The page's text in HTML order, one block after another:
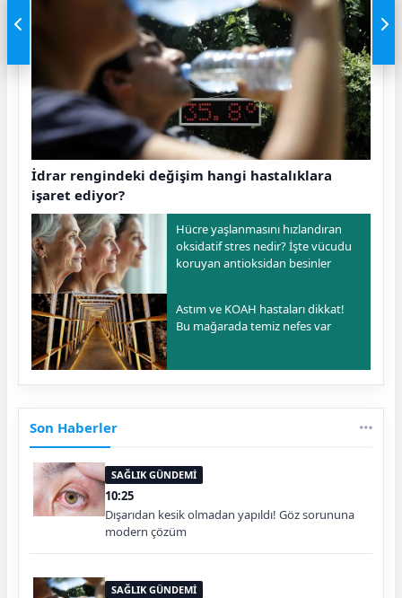
İdrar rengindeki değişim hangi hastalıklara
işaret ediyor?
Hücre yaşlanmasını hızlandıran
oksidatif stres nedir? İşte vücudu
koruyan antioksidan besinler
Astım ve KOAH hastaları dikkat!
Bu mağarada temiz nefes var
Son Haberler
SAĞLIK GÜNDEMİ
10:25
Dışarıdan kesik olmadan yapıldı! Göz sorununa
modern çözüm
SAĞLIK GÜNDEMİ